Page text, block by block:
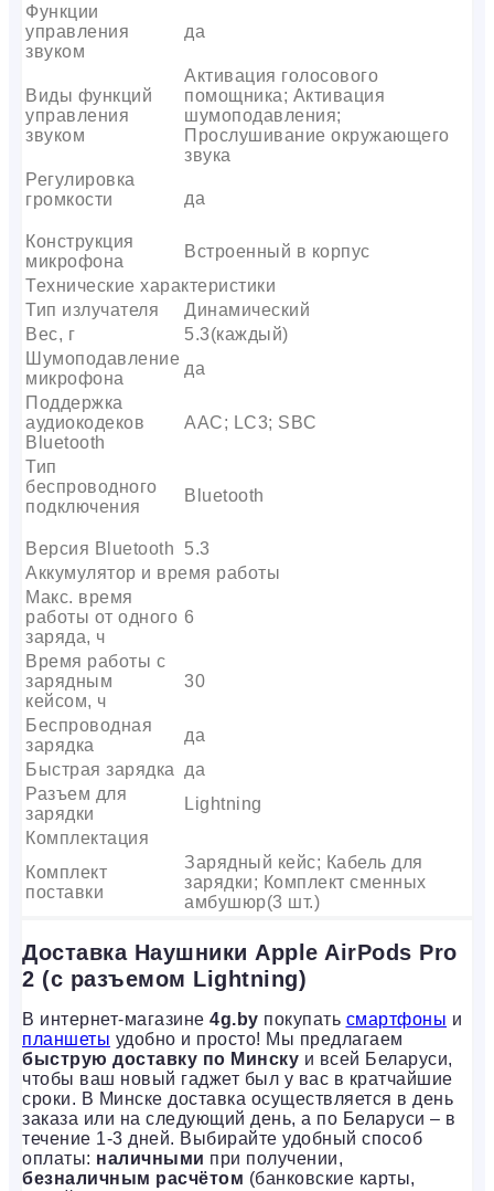
Функции
управления
звуком
да
Виды функций
управления
звуком
Активация голосового
помощника; Активация
шумоподавления;
Прослушивание окружающего
звука
Регулировка
громкости
да
Конструкция
микрофона
Встроенный в корпус
Технические характеристики
Тип излучателя
Динамический
Вес, г
5.3(каждый)
Шумоподавление
микрофона
да
Поддержка
аудиокодеков
Bluetooth
AAC; LC3; SBC
Тип
беспроводного
подключения
Bluetooth
Версия Bluetooth
5.3
Аккумулятор и время работы
Макс. время
работы от одного
заряда, ч
6
Время работы с
зарядным
кейсом, ч
30
Беспроводная
зарядка
да
Быстрая зарядка
да
Разъем для
зарядки
Lightning
Комплектация
Комплект
поставки
Зарядный кейс; Кабель для
зарядки; Комплект сменных
амбушюр(3 шт.)
Доставка Наушники Apple AirPods Pro
2 (с разъемом Lightning)
В интернет-магазине 4g.by покупать смартфоны и
планшеты удобно и просто! Мы предлагаем
быструю доставку по Минску и всей Беларуси,
чтобы ваш новый гаджет был у вас в кратчайшие
сроки. В Минске доставка осуществляется в день
заказа или на следующий день, а по Беларуси – в
течение 1-3 дней. Выбирайте удобный способ
оплаты: наличными при получении,
безналичным расчётом (банковские карты,